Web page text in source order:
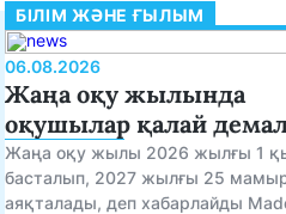
БІЛІМ ЖӘНЕ ҒЫЛЫМ
06.08.2026
Жаңа оқу жылында
оқушылар қалай
Жаңа оқу жылы 2026 жылғы 1
басталып, 2027 жылғы 25
аяқталады, деп хабарлайды